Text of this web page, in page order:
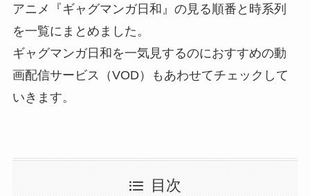
アニメ『ギャグマンガ日和』の見る順番と時系列
を一覧にまとめました。
ギャグマンガ日和を一気見するのにおすすめの動
画配信サービス（VOD）もあわせてチェックして
いきます。
目次